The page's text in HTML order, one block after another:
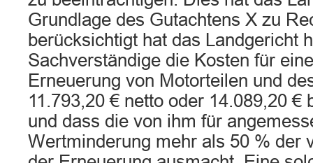
Grundlage des Gutachtens X zu
berücksichtigt hat das Landgericht
Sachverständige die Kosten für
Erneuerung von Motorteilen und
11.793,20 € netto oder 14.089,20 €
und dass die von ihm für
Wertminderung mehr als 50 % der